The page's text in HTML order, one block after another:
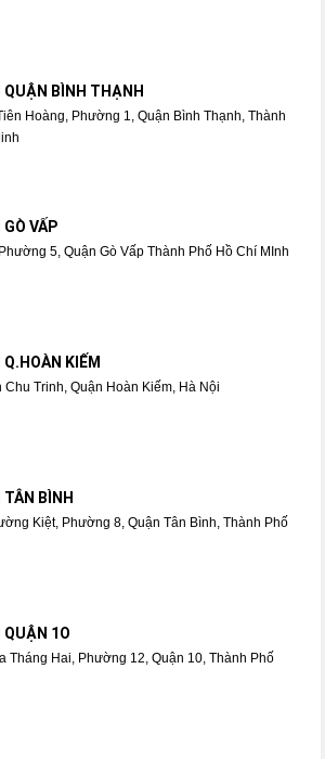
QUẬN BÌNH THẠNH
Hoàng, Phường 1, Quận Bình Thạnh, Thành
VẤP
5, Quận Gò Vấp Thành Phố Hồ Chí MInh
KIẾM
Chu Trinh, Quận Hoàn Kiếm, Hà Nội
BÌNH
Kiệt, Phường 8, Quận Tân Bình, Thành Phố
QUẬN 1O
Tháng Hai, Phường 12, Quận 10, Thành Phố